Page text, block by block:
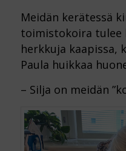
Meidän kerätessä
toimistokoira tulee
herkkuja kaapissa,
Paula huikkaa
– Silja on meidän